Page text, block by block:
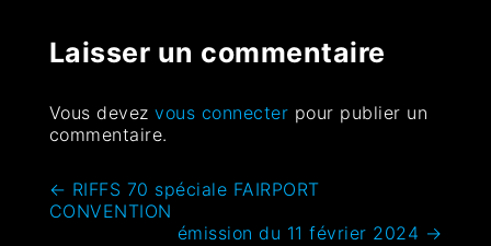
Laisser un commentaire
Vous devezvous connecter pour publier un
commentaire.
← RIFFS 70 spéciale FAIRPORT
CONVENTION
émission du 11 février 2024 →